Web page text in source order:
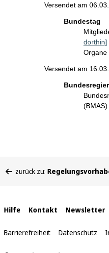
Versendet am
Bundestag
dorthin]
Organe
Versendet am
(BMAS)
befinden
zurück zu:
Interne
Links
Hilfe Kontakt Newsletter
Barrierefreiheit Datenschutz